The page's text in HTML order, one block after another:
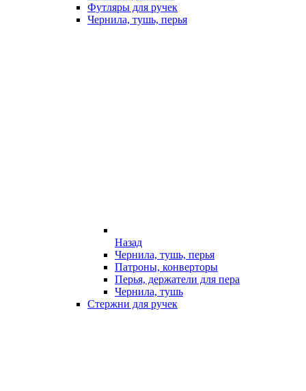
Футляры для ручек
Чернила, тушь, перья
Назад
Чернила, тушь, перья
Патроны, конверторы
Перья, держатели для пера
Чернила, тушь
Стержни для ручек